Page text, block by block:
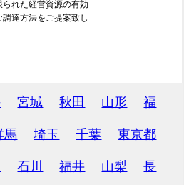
れた経営資源の有効
達方法をご提案致し
宮城 秋田 山形 福
馬 埼玉 千葉 東京都
石川 福井 山梨 長